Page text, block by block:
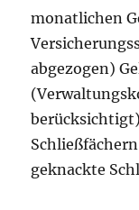
monatlichen
abgezogen)
geknackte